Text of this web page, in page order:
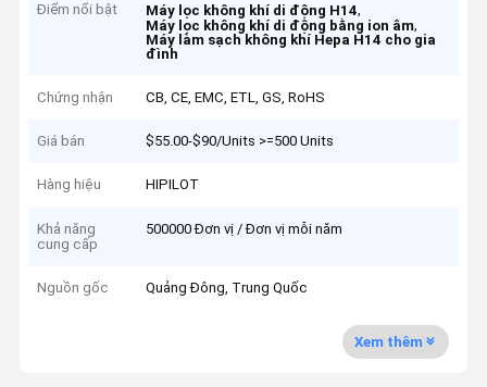
Điểm nổi bật Máy lọc không khí di động H14,
Máy lọc không khí di động bằng ion âm,
Máy làm sạch không khí Hepa H14 cho gia
đình
Chứng nhận CB, CE, EMC, ETL, GS, RoHS
Giá bán $55.00-$90/Units >=500 Units
Hàng hiệu HIPILOT
Khả năng
cung cấp
500000 Đơn vị / Đơn vị mỗi năm
Nguồn gốc Quảng Đông, Trung Quốc
Xem thêm